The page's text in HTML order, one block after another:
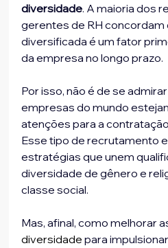
diversidade. A maioria dos
gerentes de RH concordam
diversificada é um fator
da empresa no longo prazo.
Por isso, não é de se
empresas do mundo
atenções para a
Esse tipo de recrutamento
estratégias que unem
diversidade de gênero e
classe social.
Mas, afinal, como melhorar
diversidade para